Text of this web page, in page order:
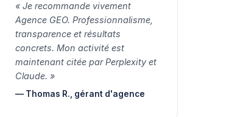
« Je recommande vivement
Agence GEO. Professionnalisme,
transparence et résultats
concrets. Mon activité est
maintenant citée par Perplexity et
Claude. »
— Thomas R., gérant d'agence